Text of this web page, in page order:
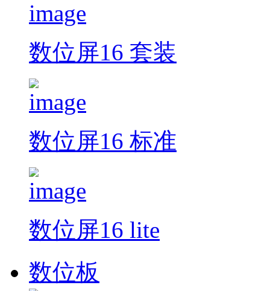
数位屏16 套装
数位屏16 标准
数位屏16 lite
数位板